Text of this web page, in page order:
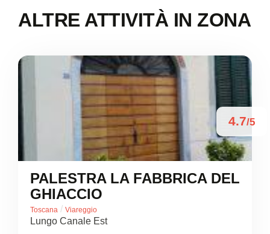
ALTRE ATTIVITÀ IN ZONA
4.7/5
PALESTRA LA FABBRICA DEL
GHIACCIO
Toscana / Viareggio
Lungo Canale Est